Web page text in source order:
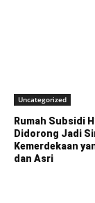
Uncategorized
Rumah Subsidi
Didorong Jadi
Kemerdekaan
dan Asri